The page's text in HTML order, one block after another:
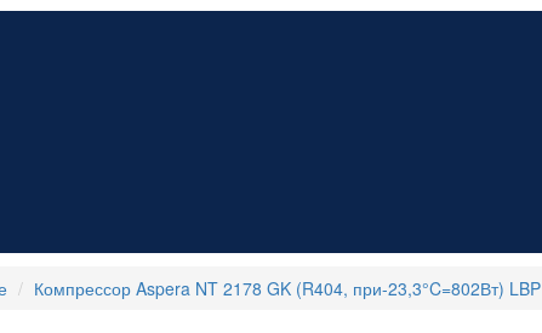
Компрессор Aspera NT 2178 GK (R404, при-23,3°C=802Вт) LBP